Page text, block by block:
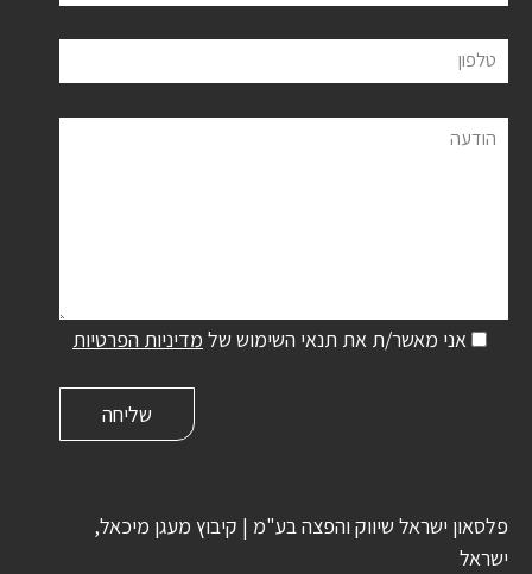
טלפון
הודעה
אני מאשר/ת את תנאי השימוש של מדיניות הפרטיות
פלסאון ישראל שיווק והפצה בע"מ | קיבוץ מעגן מיכאל,
ישראל